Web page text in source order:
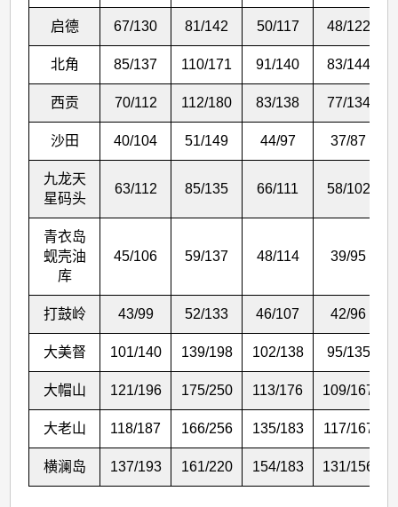
启德 67/130 81/142 50/117 48/122
北角 85/137 110/171 91/140 83/144
西贡 70/112 112/180 83/138 77/134
沙田 40/104 51/149 44/97 37/87
九龙天
星码头
63/112 85/135 66/111 58/102
青衣岛
蚬壳油
库
45/106 59/137 48/114 39/95
打鼓岭 43/99 52/133 46/107 42/96
大美督 101/140 139/198 102/138 95/135
大帽山 121/196 175/250 113/176 109/167
大老山 118/187 166/256 135/183 117/167
横澜岛 137/193 161/220 154/183 131/156